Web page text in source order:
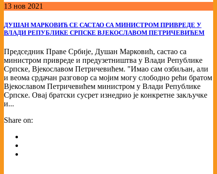
13 нов 2021
ДУШАН МАРКОВИЋ СЕ САСТАО СА МИНИСТРОМ ПРИВРЕДЕ У
ВЛАДИ РЕПУБЛИКЕ СРПСКЕ ВЈЕКОСЛАВОМ ПЕТРИЧЕВИЋЕМ
Председник Праве Србије, Душан Марковић, састао са
министром привреде и предузетништва у Влади Републике
Српске, Вјекославом Петричевићем. "Имао сам озбиљан, али
и веома срдачaн разговор са мојим могу слободно рећи братом
Вјекославом Петричевићем министром у Влади Републике
Српске. Овај братски сусрет изнедрио је конкретне закључке
и...
Share on: